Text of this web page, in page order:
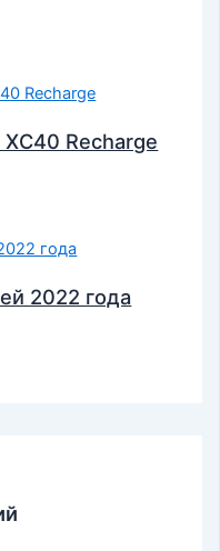
Recharge
2022 года